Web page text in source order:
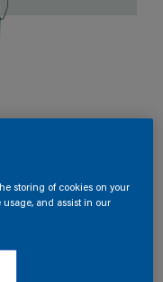
storing of cookies on your
and assist in our